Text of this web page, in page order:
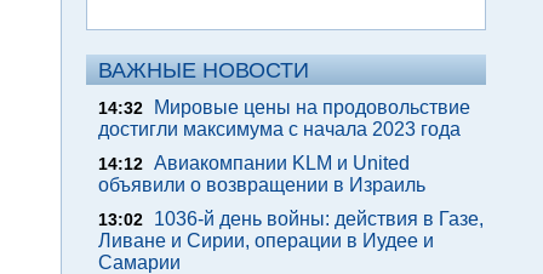
ВАЖНЫЕ НОВОСТИ
14:32
Мировые цены на продовольствие
достигли максимума с начала 2023 года
14:12 Авиакомпании KLM и United
объявили о возвращении в Израиль
13:02
1036-й день войны: действия в Газе,
Ливане и Сирии, операции в Иудее и
Самарии